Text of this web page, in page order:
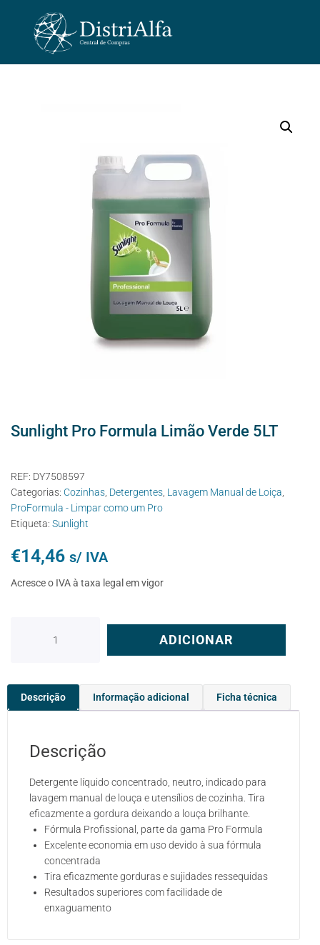
Sunlight Pro Formula Limão Verde 5LT
REF: DY7508597
Categorias: Cozinhas, Detergentes, Lavagem Manual de Loiça,
ProFormula - Limpar como um Pro
Etiqueta: Sunlight
€14,46 s/ IVA
Acresce o IVA à taxa legal em vigor
ADICIONAR
Descrição Informação adicional Ficha técnica
Descrição
Detergente líquido concentrado, neutro, indicado para
lavagem manual de louça e utensílios de cozinha. Tira
eficazmente a gordura deixando a louça brilhante.
Fórmula Profissional, parte da gama Pro Formula
Excelente economia em uso devido à sua fórmula
concentrada
Tira eficazmente gorduras e sujidades ressequidas
Resultados superiores com facilidade de
enxaguamento